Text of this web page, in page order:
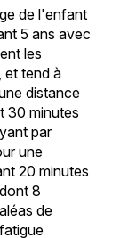
de l'enfant
5 ans avec
les
et tend à
distance
30 minutes
par
une
20 minutes
8
de